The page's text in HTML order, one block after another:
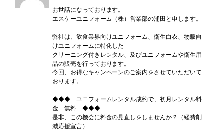
お世話になっております。
エスケーユニフォーム（株）営業部の浦田と申します。
弊社は、飲食業界向けユニフォーム、衛生白衣、物販向
けユニフォームに特化した
クリーニング付きレンタル、及びユニフォームや衛生用
品の販売を行っております。
今回、お得なキャンペーンのご案内をさせていただいて
おります。
◆◆◆ ユニフォームレンタル成約で、初月レンタル料
金 無料 ◆◆◆
是非、この機会に料金の見直しをしませんか？（経費削
減応援宣言）